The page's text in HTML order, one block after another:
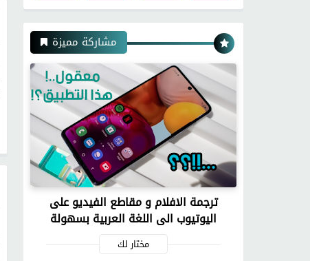
مشاركة مميزة
ترجمة الافلام و مقاطع الفيديو على
اليوتيوب الى اللغة العربية بسهولة
مختار لك